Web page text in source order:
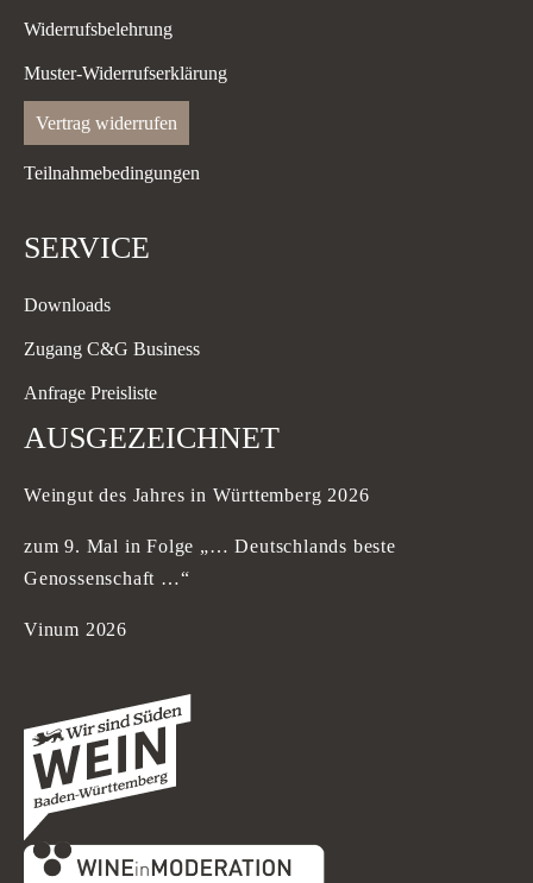
Widerrufsbelehrung
Muster-Widerrufserklärung
Vertrag widerrufen
Teilnahmebedingungen
SERVICE
Downloads
Zugang C&G Business
Anfrage Preisliste
AUSGEZEICHNET
Weingut des Jahres in Württemberg 2026
zum 9. Mal in Folge „… Deutschlands beste
Genossenschaft …“
Vinum 2026